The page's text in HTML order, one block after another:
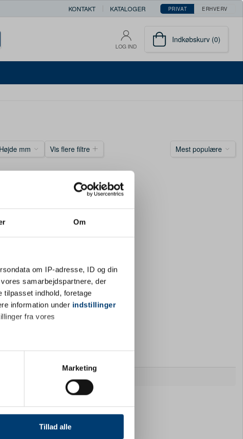
Om
om IP-adresse, ID og din
samarbejdspartnere, der
tilpasset indhold, foretage
information under indstillinger
fra vores
meter
medier og til at analysere
inden for sociale medier,
Marketing
Tillad alle
KONTAKT KATALOGER PRIVAT ERHVERV
LOG IND
Indkøbskurv (0)
Højde mm Vis flere filtre Mest populære
og gravering